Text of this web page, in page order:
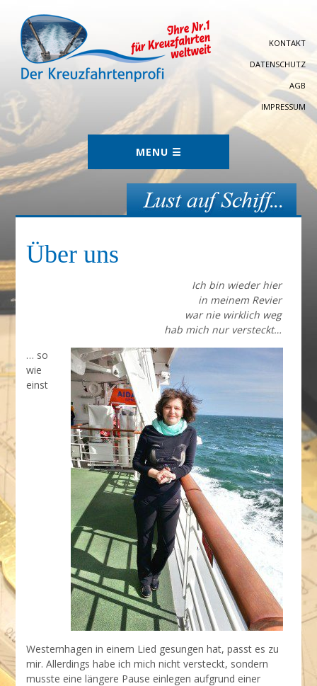
KONTAKT
DATENSCHUTZ
AGB
IMPRESSUM
Über uns
Ich bin wieder hier
in meinem Revier
war nie wirklich weg
hab mich nur versteckt…
… so
wie
einst
Westernhagen in einem Lied gesungen hat, passt es zu
mir. Allerdings habe ich mich nicht versteckt, sondern
musste eine längere Pause einlegen aufgrund einer